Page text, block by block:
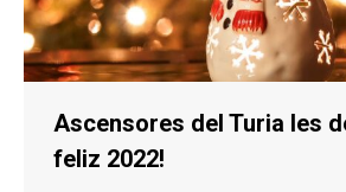
Ascensores del Turia les
feliz 2022!